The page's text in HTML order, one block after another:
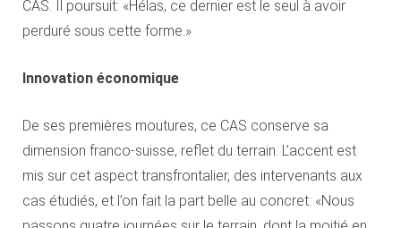
CAS. Il poursuit: «Hélas, ce dernier est le seul à avoir
perduré sous cette forme.»
Innovation économique
De ses premières moutures, ce CAS conserve sa
dimension franco-suisse, reflet du terrain. L’accent est
mis sur cet aspect transfrontalier, des intervenants aux
cas étudiés, et l’on fait la part belle au concret: «Nous